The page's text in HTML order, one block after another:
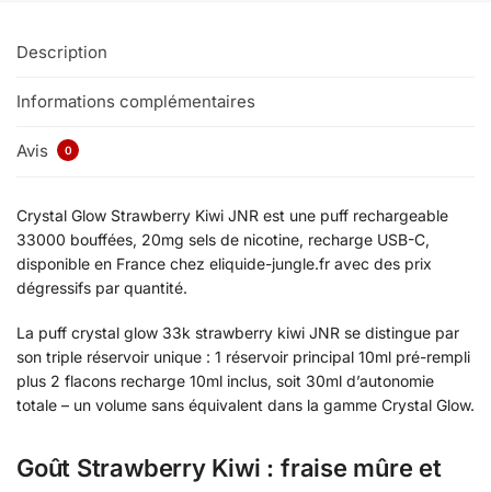
Description
Informations complémentaires
Avis 0
Crystal Glow Strawberry Kiwi JNR est une puff rechargeable
33000 bouffées, 20mg sels de nicotine, recharge USB-C,
disponible en France chez eliquide-jungle.fr avec des prix
dégressifs par quantité.
La puff crystal glow 33k strawberry kiwi JNR se distingue par
son triple réservoir unique : 1 réservoir principal 10ml pré-rempli
plus 2 flacons recharge 10ml inclus, soit 30ml d’autonomie
totale – un volume sans équivalent dans la gamme Crystal Glow.
Goût Strawberry Kiwi : fraise mûre et